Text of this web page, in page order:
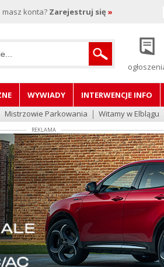
masz konta? Zarejestruj się »
WYWIADY INTERWENCJE INFO
Mistrzowie Parkowania Witamy w Elblągu
REKLAMA